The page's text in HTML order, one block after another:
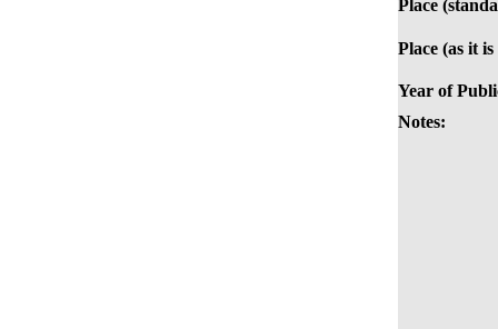
Place
Place (as it
Year of
Notes: